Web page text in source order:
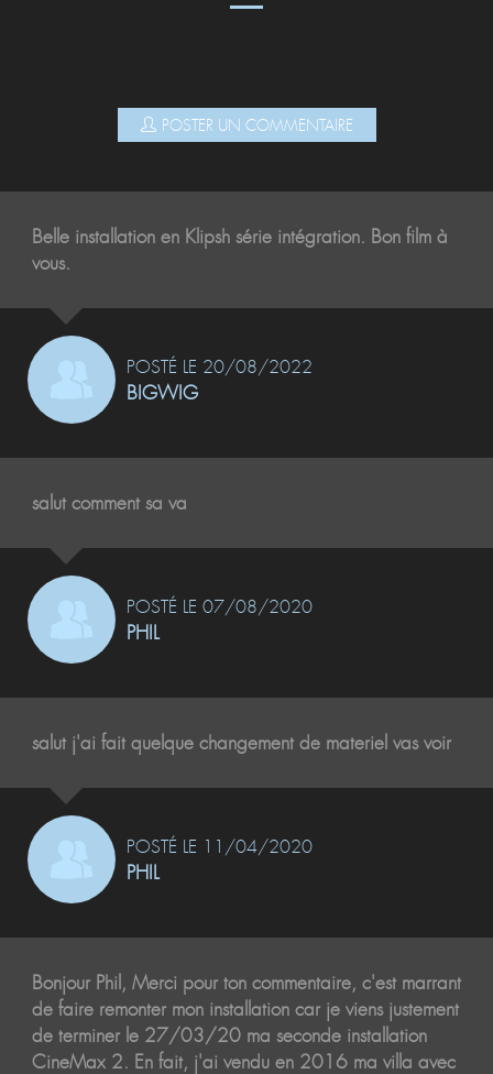
POSTER UN COMMENTAIRE
Belle installation en Klipsh série intégration. Bon film à
vous.
POSTÉ LE 20/08/2022
BIGWIG
salut comment sa va
POSTÉ LE 07/08/2020
PHIL
salut j'ai fait quelque changement de materiel vas voir
POSTÉ LE 11/04/2020
PHIL
Bonjour Phil, Merci pour ton commentaire, c'est marrant
de faire remonter mon installation car je viens justement
de terminer le 27/03/20 ma seconde installation
CineMax 2. En fait, j'ai vendu en 2016 ma villa avec